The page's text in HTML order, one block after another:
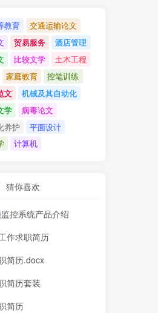
教育
交通运输论文
贸易服务
酒店管理
比较文学
土木工程
家庭教育
控笔训练
文
机械及其自动化
学
病毒论文
养护
平面设计
计算机
猜你喜欢
控系统产品介绍
作求职简历
简历.docx
简历套装
简历